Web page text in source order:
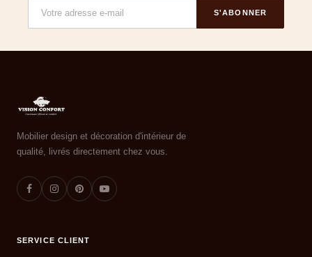
S'ABONNER
Mobilier design et décoration d'intérieur de
qualité, livrés directement chez vous.
SERVICE CLIENT